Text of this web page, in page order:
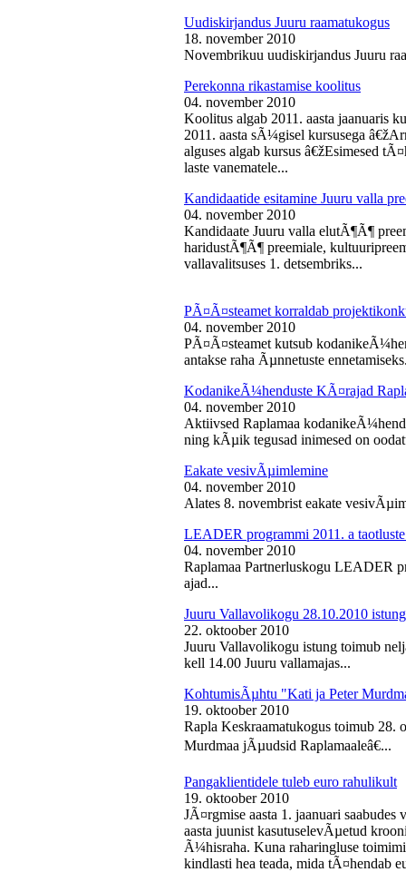
Uudiskirjandus Juuru raamatukogus
18. november 2010
Novembrikuu uudiskirjandus Juuru
Perekonna rikastamise koolitus
04. november 2010
Koolitus algab 2011. aasta jaanuaris
2011. aasta sÃ¼gisel kursusega
alguses algab kursus â€žEsimesed
laste vanematele...
Kandidaatide esitamine Juuru valla
04. november 2010
Kandidaate Juuru valla elutÃ¶Ã¶
haridustÃ¶Ã¶ preemiale,
vallavalitsuses 1. detsembriks...
PÃ¤Ã¤steamet korraldab
04. november 2010
PÃ¤Ã¤steamet kutsub
antakse raha Ãµnnetuste
KodanikeÃ¼henduste KÃ¤rajad
04. november 2010
Aktiivsed Raplamaa
ning kÃµik tegusad inimesed on
Eakate vesivÃµimlemine
04. november 2010
Alates 8. novembrist eakate
LEADER programmi 2011. a
04. november 2010
Raplamaa Partnerluskogu LEADER
ajad...
Juuru Vallavolikogu 28.10.2010 istung
22. oktoober 2010
Juuru Vallavolikogu istung toimub
kell 14.00 Juuru vallamajas...
KohtumisÃµhtu "Kati ja Peter
19. oktoober 2010
Rapla Keskraamatukogus toimub
Murdmaa jÃµudsid Raplamaaleâ€...
Pangaklientidele tuleb euro rahulikult
19. oktoober 2010
JÃ¤rgmise aasta 1. jaanuari
aasta juunist kasutuselevÃµetud
Ã¼hisraha. Kuna raharingluse
kindlasti hea teada, mida tÃ¤hendab